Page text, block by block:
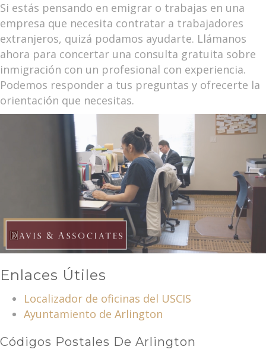
Si estás pensando en emigrar o trabajas en una
empresa que necesita contratar a trabajadores
extranjeros, quizá podamos ayudarte. Llámanos
ahora para concertar una consulta gratuita sobre
inmigración con un profesional con experiencia.
Podemos responder a tus preguntas y ofrecerte la
orientación que necesitas.
Enlaces Útiles
Localizador de oficinas del USCIS
Ayuntamiento de Arlington
Códigos Postales De Arlington